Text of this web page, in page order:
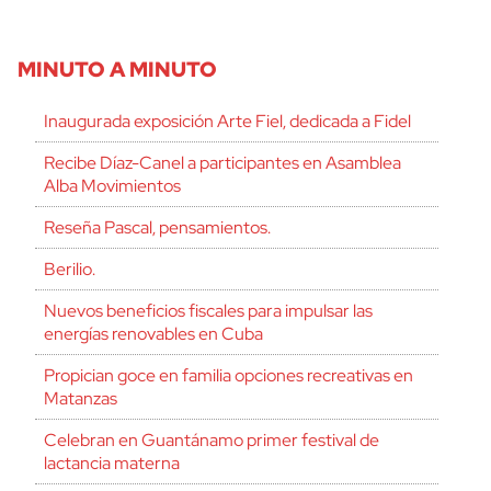
MINUTO A MINUTO
Inaugurada exposición Arte Fiel, dedicada a Fidel
Recibe Díaz-Canel a participantes en Asamblea
Alba Movimientos
Reseña Pascal, pensamientos.
Berilio.
Nuevos beneficios fiscales para impulsar las
energías renovables en Cuba
Propician goce en familia opciones recreativas en
Matanzas
Celebran en Guantánamo primer festival de
lactancia materna